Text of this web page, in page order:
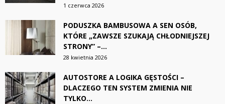
1 czerwca 2026
PODUSZKA BAMBUSOWA A SEN OSÓB,
KTÓRE „ZAWSZE SZUKAJĄ CHŁODNIEJSZEJ
STRONY” –...
28 kwietnia 2026
AUTOSTORE A LOGIKA GĘSTOŚCI –
DLACZEGO TEN SYSTEM ZMIENIA NIE
TYLKO...